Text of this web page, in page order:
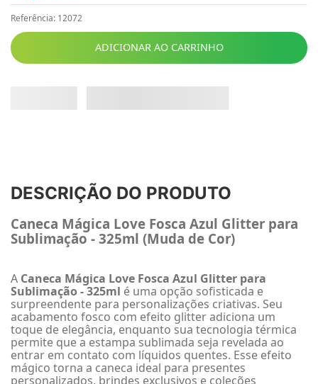
Referência: 12072
ADICIONAR AO CARRINHO
DESCRIÇÃO DO PRODUTO
Caneca Mágica Love Fosca Azul Glitter para
Sublimação - 325ml (Muda de Cor)
A Caneca Mágica Love Fosca Azul Glitter para
Sublimação - 325ml é uma opção sofisticada e
surpreendente para personalizações criativas. Seu
acabamento fosco com efeito glitter adiciona um
toque de elegância, enquanto sua tecnologia térmica
permite que a estampa sublimada seja revelada ao
entrar em contato com líquidos quentes. Esse efeito
mágico torna a caneca ideal para presentes
personalizados, brindes exclusivos e coleções